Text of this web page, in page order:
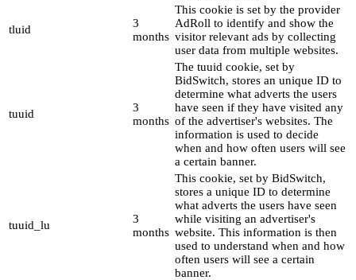
tluid
3
months
This cookie is set by the provider
AdRoll to identify and show the
visitor relevant ads by collecting
user data from multiple websites.
tuuid
3
months
The tuuid cookie, set by
BidSwitch, stores an unique ID to
determine what adverts the users
have seen if they have visited any
of the advertiser's websites. The
information is used to decide
when and how often users will see
a certain banner.
tuuid_lu
3
months
This cookie, set by BidSwitch,
stores a unique ID to determine
what adverts the users have seen
while visiting an advertiser's
website. This information is then
used to understand when and how
often users will see a certain
banner.